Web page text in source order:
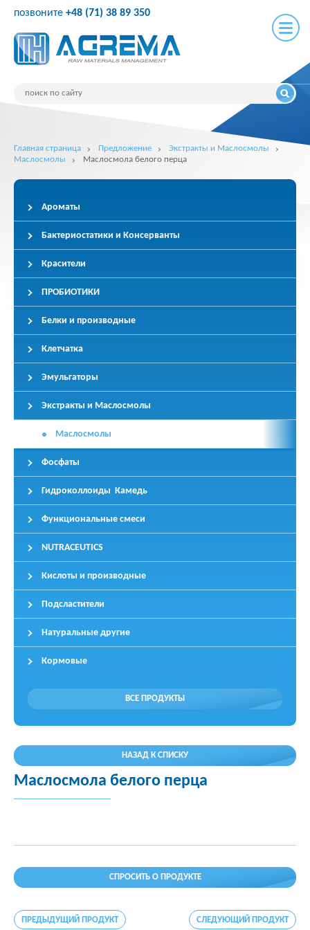
позвоните +48 (71) 38 89 350
Главная страница Предложение
Экстракты и Маслосмолы
Маслосмолы
Маслосмола белого перца
Ароматы
Бактериостатики и Консерванты
Красители
ПРОБИОТИКИ
Белки и производные
Клетчатка
Эмульгаторы
Экстракты и Маслосмолы
Маслосмолы
Фосфаты
Гидроколлоиды Камедь
Функциональные смеси
NUTRACEUTICS
Кислоты и производные
Подсластители
Натуральные другие
Кормовые
ВСЕ ПРОДУКТЫ
НАЗАД К СПИСКУ
Маслосмола белого перца
СПРОСИТЬ О ПРОДУКТЕ
ПРЕДЫДУЩИЙ ПРОДУКТ СЛЕДУЮЩИЙ ПРОДУКТ